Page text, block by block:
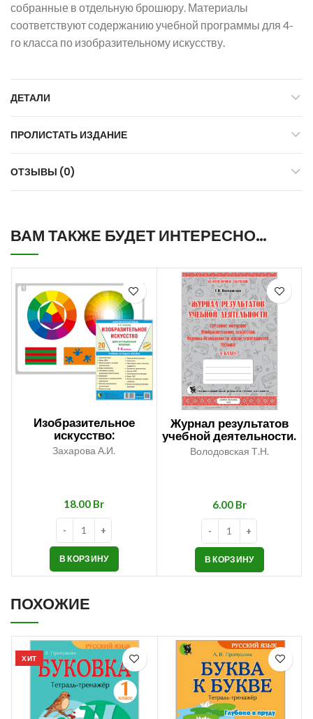
собранные в отдельную брошюру. Материалы
соответствуют содержанию учебной программы для 4-
го класса по изобразительному искусству.
ДЕТАЛИ
ПРОЛИСТАТЬ ИЗДАНИЕ
ОТЗЫВЫ (0)
ВАМ ТАКЖЕ БУДЕТ ИНТЕРЕСНО…
Изобразительное
искусство:
демонстрационный
материал для 1–4
Захарова А.И.
Br
В КОРЗИНУ
Журнал результатов
учебной деятельности.
Трудовое обучение.
Изобразительное
Володовская Т.Н.
Br
В КОРЗИНУ
ПОХОЖИЕ
ХИТ